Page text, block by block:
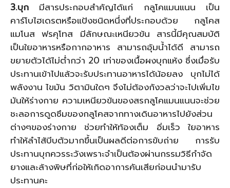
3.บุก มีสารประกอบสำคัญได้แก่ กลูโคแมนแนน เป็น
คาร์โบไฮเดรตหรือแป้งชนิดหนึ่งที่ประกอบด้วย กลูโคส
แมโนส ฟรคุโทส มีลักษณะเหนียวข้น สารนี้มีคุณสมบัติ
เป็นใยอาหารหรือกากอาหาร สามารถอุ้มน้ำได้ดี สามารถ
ขยายตัวได้ไม่ต่ำกว่า 20 เท่าของเนื้อผงบุกแห้ง ซึ่งเมื่อรับ
ประทานเข้าไปแล้วจะรับประทานอาหารได้น้อยลง บุกไม่ได้
พลังงาน ไขมัน วิตามินใดๆ จึงไม่ต้องกังวลว่าจะไปเพิ่มไข
มันให้ร่างกาย ความเหนียวข้นของสรกลูโคแมนแนนจะช่วย
ชะลอการดูดซึมของกลูโคสจากทางเดินอาหารไปยังส่วน
ต่างๆของร่างกาย ช่วยทำให้ท้องเต็ม อิ่มเร็ว ใยอาหาร
ทำให้ลำไส้บีบตัวมากขึ้นเป็นผลดีต่อการขับถ่าย การรับ
ประทานบุกควรระวังเพราะจำเป็นต้องผ่านกรรมวิธีกำจัด
ยางและล้างพิษที่ก่อให้เกิดอาการคันเสียก่อนนำมารับ
ประทานคะ